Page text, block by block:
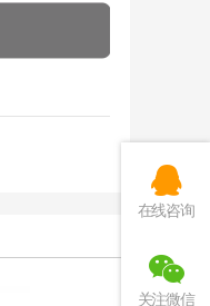
在线咨询
关注微信